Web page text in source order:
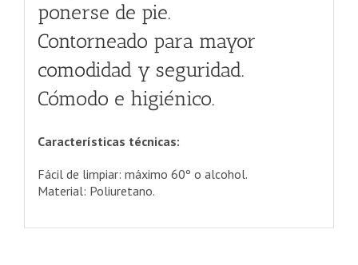
ponerse de pie.
Contorneado para mayor
comodidad y seguridad.
Cómodo e higiénico.
Características técnicas:
Fácil de limpiar: máximo 60º o alcohol.
Material: Poliuretano.